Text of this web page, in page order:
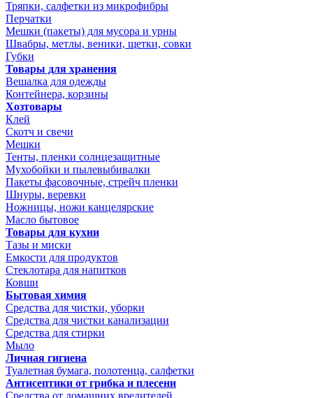
Тряпки, салфетки из микрофибры
Перчатки
Мешки (пакеты) для мусора и урны
Швабры, метлы, веники, щетки, совки
Губки
Товары для хранения
Вешалка для одежды
Контейнера, корзины
Хозтовары
Клей
Скотч и свечи
Мешки
Тенты, пленки солнцезащитные
Мухобойки и пылевыбивалки
Пакеты фасовочные, стрейч пленки
Шнуры, веревки
Ножницы, ножи канцелярские
Масло бытовое
Товары для кухни
Тазы и миски
Емкости для продуктов
Стеклотара для напитков
Ковши
Бытовая химия
Средства для чистки, уборки
Средства для чистки канализации
Средства для стирки
Мыло
Личная гигиена
Туалетная бумага, полотенца, салфетки
Антисептики от грибка и плесени
Средства от домашних вредителей